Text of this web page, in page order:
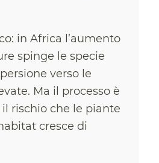
in Africa l’aumento
spinge le specie
verso le
Ma il processo è
rischio che le piante
cresce di